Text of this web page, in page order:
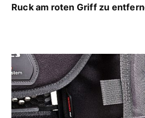
Ruck am roten Griff zu